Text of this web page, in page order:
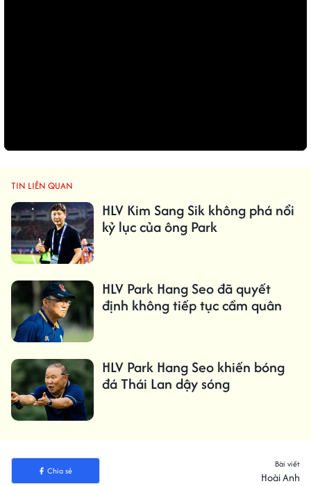
TIN LIÊN QUAN
HLV Kim Sang Sik không phá nổi
kỷ lục của ông Park
HLV Park Hang Seo đã quyết
định không tiếp tục cầm quân
HLV Park Hang Seo khiến bóng
đá Thái Lan dậy sóng
Chia sẻ
Bài viết
Hoài Anh